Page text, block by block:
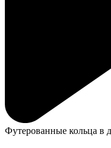
Футерованные кольца в